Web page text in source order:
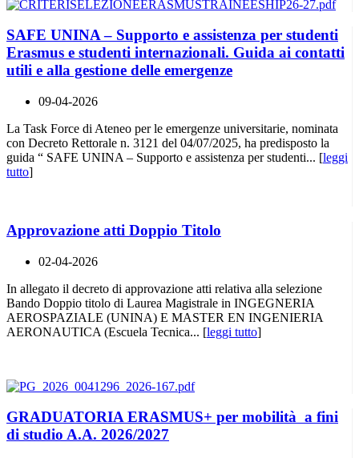
SAFE UNINA – Supporto e assistenza per studenti
Erasmus e studenti internazionali. Guida ai contatti
utili e alla gestione delle emergenze
09-04-2026
La Task Force di Ateneo per le emergenze universitarie, nominata
con Decreto Rettorale n. 3121 del 04/07/2025, ha predisposto la
guida “ SAFE UNINA – Supporto e assistenza per studenti... [leggi
tutto]
Approvazione atti Doppio Titolo
02-04-2026
In allegato il decreto di approvazione atti relativa alla selezione
Bando Doppio titolo di Laurea Magistrale in INGEGNERIA
AEROSPAZIALE (UNINA) E MASTER EN INGENIERIA
AERONAUTICA (Escuela Tecnica... [leggi tutto]
GRADUATORIA ERASMUS+ per mobilità a fini
di studio A.A. 2026/2027